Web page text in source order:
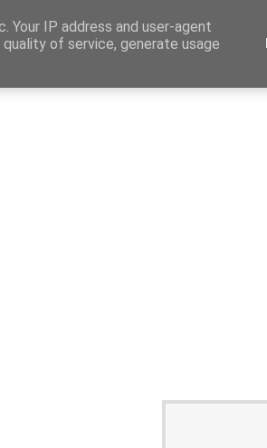
IP address and user-agent
of service, generate usage